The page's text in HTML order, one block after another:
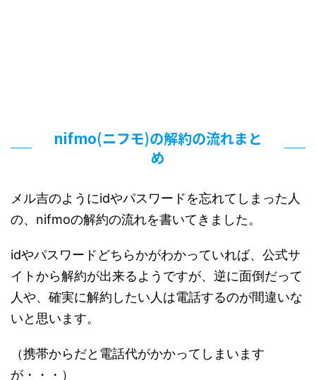
nifmo(ニフモ)の解約の流れまと
め
メル吉のようにidやパスワードを忘れてしまった人
の、nifmoの解約の流れを書いてきました。
idやパスワードどちらかがわかっていれば、公式サ
イトから解約が出来るようですが、逆に面倒だって
人や、確実に解約したい人は電話するのが間違いな
いと思います。
（携帯からだと電話代がかかってしまいます
が・・・）